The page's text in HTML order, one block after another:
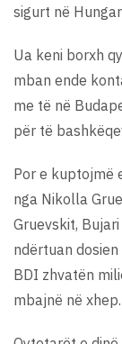
sigurt në
Ua keni borxh
mban ende
me të në
për të
Por e kuptojmë
nga Nikolla
Gruevskit,
ndërtuan
BDI zhvatën
mbajnë në xhep.